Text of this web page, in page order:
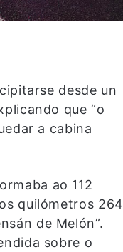
desde un
que “o
a cabina
ao 112
quilómetros 264
de Melón”.
sobre o